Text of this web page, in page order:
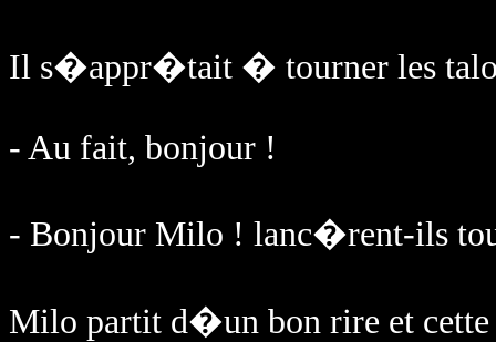
Il s�appr�tait � tourner les
- Au fait, bonjour !
- Bonjour Milo ! lanc�rent-ils
Milo partit d�un bon rire et cette